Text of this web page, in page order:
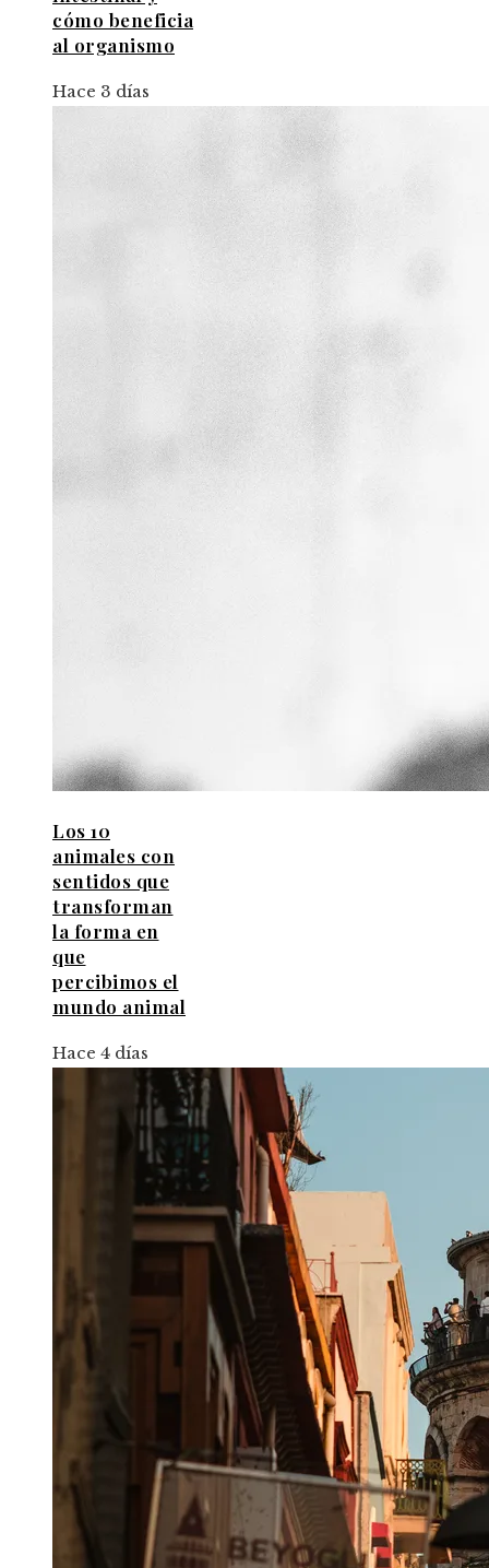
cómo beneficia
al organismo
Hace 3 días
Los 10
animales con
sentidos que
transforman
la forma en
que
percibimos el
mundo animal
Hace 4 días